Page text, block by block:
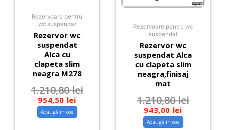
Rezervoare pentru
wc suspendat
Rezervor wc
suspendat
Alca cu
clapeta slim
neagra M278
1.210,80lei
954,50 lei
Adaugă în coș
Rezervoare pentru wc
suspendat
Rezervor wc
suspendat Alca
cu clapeta slim
neagra,finisaj
mat
1.210,80lei
943,00 lei
Adaugă în coș